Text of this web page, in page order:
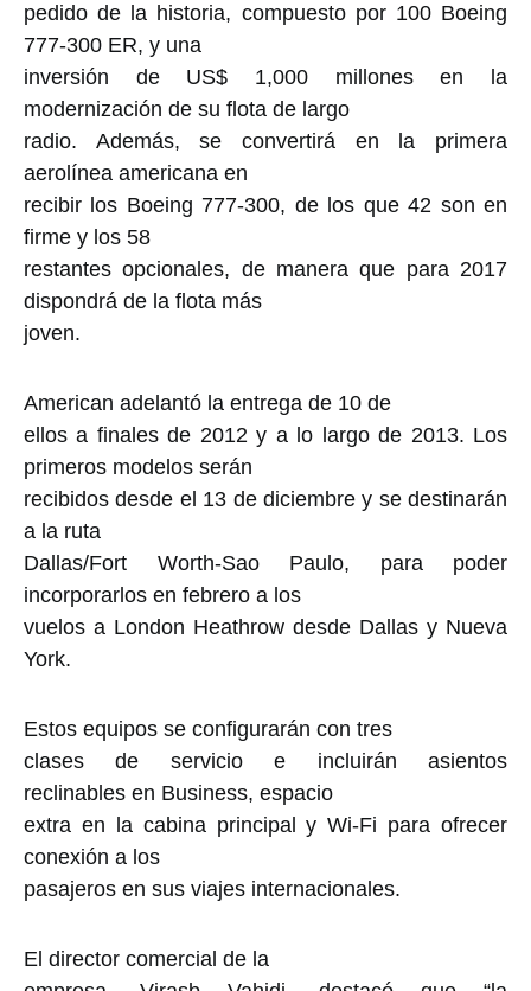
pedido de la historia, compuesto por 100 Boeing
777-300 ER, y una
inversión de US$ 1,000 millones en la
modernización de su flota de largo
radio. Además, se convertirá en la primera
aerolínea americana en
recibir los Boeing 777-300, de los que 42 son en
firme y los 58
restantes opcionales, de manera que para 2017
dispondrá de la flota más
joven.
American adelantó la entrega de 10 de
ellos a finales de 2012 y a lo largo de 2013. Los
primeros modelos serán
recibidos desde el 13 de diciembre y se destinarán
a la ruta
Dallas/Fort Worth-Sao Paulo, para poder
incorporarlos en febrero a los
vuelos a London Heathrow desde Dallas y Nueva
York.
Estos equipos se configurarán con tres
clases de servicio e incluirán asientos
reclinables en Business, espacio
extra en la cabina principal y Wi-Fi para ofrecer
conexión a los
pasajeros en sus viajes internacionales.
El director comercial de la